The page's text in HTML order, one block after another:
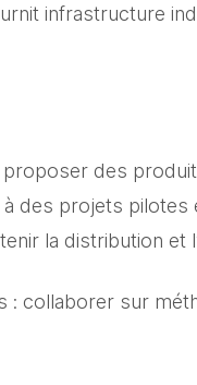
infrastructure
des
des projets pilotes
la distribution
: collaborer sur